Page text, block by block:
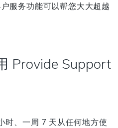
服务功能可以帮您大大超越
Provide Support
时、一周 7 天从任何地方使